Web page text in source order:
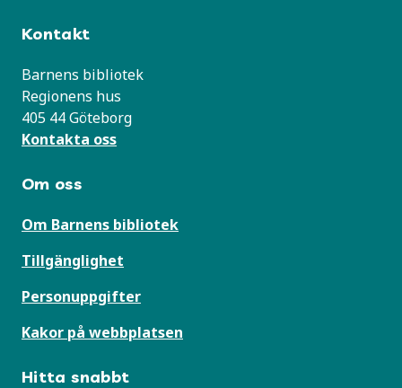
Kontakt
Barnens bibliotek
Regionens hus
405 44 Göteborg
Kontakta oss
Om oss
Om Barnens bibliotek
Tillgänglighet
Personuppgifter
Kakor på webbplatsen
Hitta snabbt